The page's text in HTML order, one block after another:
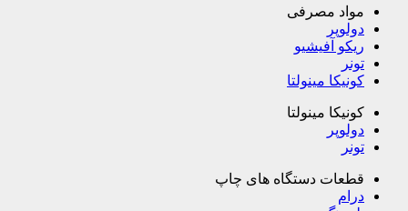
مواد مصرفی
دولوپر
ریکو آفیشیو
تونر
کونیکا مینولتا
کونیکا مینولتا
دولوپر
تونر
قطعات دستگاه های چاپ
درام